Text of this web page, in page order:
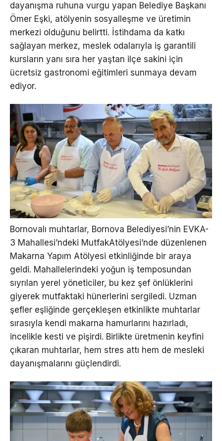
dayanışma ruhuna vurgu yapan Belediye Başkanı
Ömer Eşki, atölyenin sosyalleşme ve üretimin
merkezi olduğunu belirtti. İstihdama da katkı
sağlayan merkez, meslek odalarıyla iş garantili
kursların yanı sıra her yaştan ilçe sakini için
ücretsiz gastronomi eğitimleri sunmaya devam
ediyor.
Bornovalı muhtarlar, Bornova Belediyesi’nin EVKA-
3 Mahallesi’ndeki MutfakAtölyesi’nde düzenlenen
Makarna Yapım Atölyesi etkinliğinde bir araya
geldi. Mahallelerindeki yoğun iş temposundan
sıyrılan yerel yöneticiler, bu kez şef önlüklerini
giyerek mutfaktaki hünerlerini sergiledi. Uzman
şefler eşliğinde gerçekleşen etkinlikte muhtarlar
sırasıyla kendi makarna hamurlarını hazırladı,
incelikle kesti ve pişirdi. Birlikte üretmenin keyfini
çıkaran muhtarlar, hem stres attı hem de mesleki
dayanışmalarını güçlendirdi.